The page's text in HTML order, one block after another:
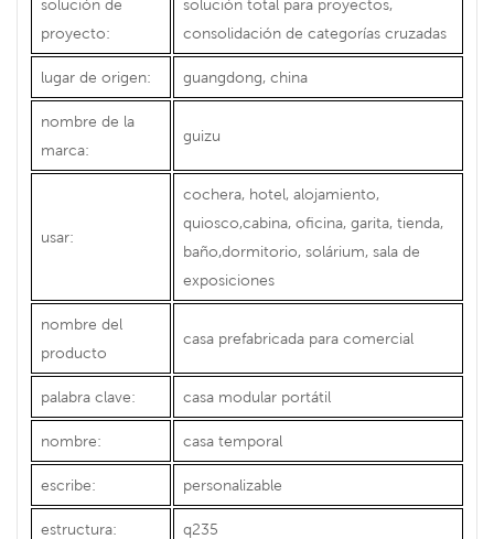
solución de
proyecto:
solución total para proyectos,
consolidación de categorías cruzadas
lugar de origen: guangdong, china
nombre de la
marca:
guizu
usar:
cochera, hotel, alojamiento,
quiosco,cabina, oficina, garita, tienda,
baño,dormitorio, solárium, sala de
exposiciones
nombre del
producto
casa prefabricada para comercial
palabra clave: casa modular portátil
nombre: casa temporal
escribe: personalizable
estructura: q235